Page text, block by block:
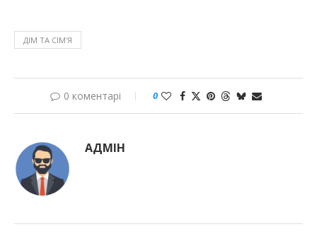
ДІМ ТА СІМ'Я
0 коментарі 0
АДМІН